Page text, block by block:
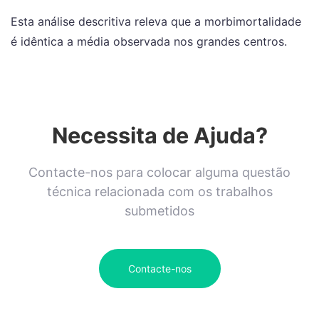
Esta análise descritiva releva que a morbimortalidade
é idêntica a média observada nos grandes centros.
Necessita de Ajuda?
Contacte-nos para colocar alguma questão
técnica relacionada com os trabalhos
submetidos
Contacte-nos